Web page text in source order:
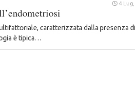
4 Lug,
caratterizzata dalla presenza di
è tipica…